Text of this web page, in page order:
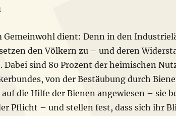
Gemeinwohl dient: Denn in den
den Völkern zu – und deren
Dabei sind 80 Prozent der heimischen
von der Bestäubung durch
die Hilfe der Bienen angewiesen – sie
Pflicht – und stellen fest, dass sich ihr